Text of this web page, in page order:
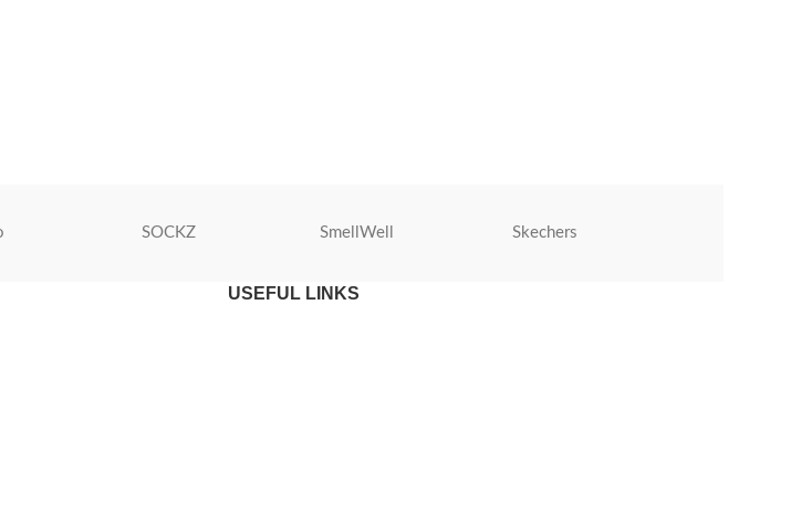
SOCKZ SmellWell Skechers
USEFUL LINKS